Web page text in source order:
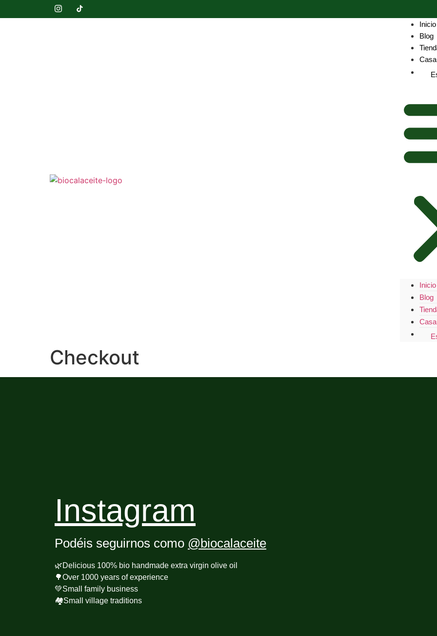
Inicio
Blog
Inicio
Blog
Checkout
Instagram
Podéis seguirnos como @biocalaceite
🌿Delicious 100% bio handmade extra virgin olive oil
🌳Over 1000 years of experience
💚Small family business
🏘️Small village traditions